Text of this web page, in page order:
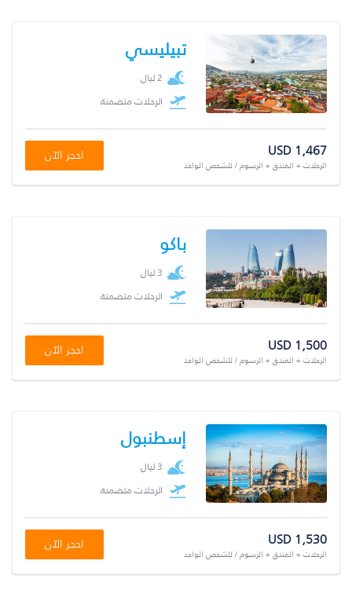
تبيليسي
2 ليال
الرحلات متضمنة
USD 1,467
الرحلات + الفندق + الرسوم / للشخص الواحد
احجز الآن
باكو
3 ليال
الرحلات متضمنة
USD 1,500
الرحلات + الفندق + الرسوم / للشخص الواحد
احجز الآن
إسطنبول
3 ليال
الرحلات متضمنة
USD 1,530
الرحلات + الفندق + الرسوم / للشخص الواحد
احجز الآن